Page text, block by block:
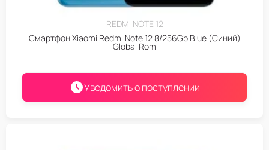
REDMI NOTE 12
Смартфон Xiaomi Redmi Note 12 8/256Gb Blue (Синий)
Global Rom
Уведомить о поступлении